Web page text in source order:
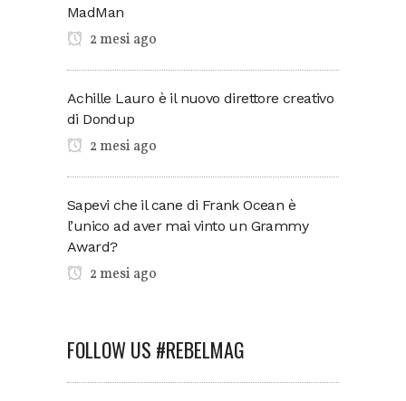
MadMan
2 mesi ago
Achille Lauro è il nuovo direttore creativo
di Dondup
2 mesi ago
Sapevi che il cane di Frank Ocean è
l’unico ad aver mai vinto un Grammy
Award?
2 mesi ago
FOLLOW US #REBELMAG